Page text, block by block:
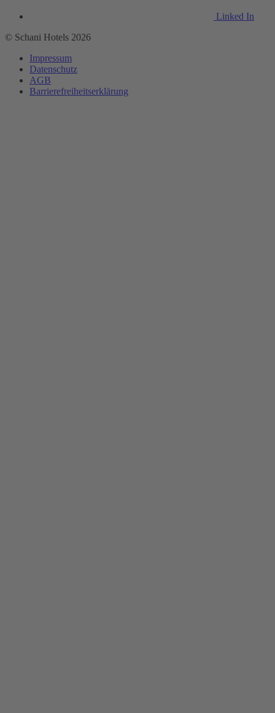
Linked In
© Schani Hotels 2026
Impressum
Datenschutz
AGB
Barrierefreiheitserklärung